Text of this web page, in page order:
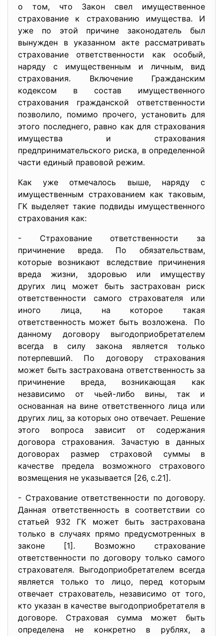
о том, что Закон свел имущественное
страхование к страхованию имущества. И
уже по этой причине законодатель был
вынужден в указанном акте рассматривать
страхование ответственности как особый,
наряду с имущественным и личным, вид
страхования. Включение Гражданским
кодексом в состав имущественного
страхования гражданской ответственности
позволило, помимо прочего, установить для
этого последнего, равно как для страхования
имущества и страхования
предпринимательского риска, в определенной
части единый правовой режим.
Как уже отмечалось выше, наряду с
имущественным страхованием как таковым,
ГК выделяет такие подвиды имущественного
страхования как:
- Страхование ответственности за
причинение вреда. По обязательствам,
которые возникают вследствие причинения
вреда жизни, здоровью или имуществу
других лиц может быть застрахован риск
ответственности самого страхователя или
иного лица, на которое такая
ответственность может быть возложена. По
данному договору выгодоприобретателем
всегда в силу закона является только
потерпевший. По договору страхования
может быть застрахована ответственность за
причинение вреда, возникающая как
независимо от чьей-либо вины, так и
основанная на вине ответственного лица или
других лиц, за которых оно отвечает. Решение
этого вопроса зависит от содержания
договора страхования. Зачастую в данных
договорах размер страховой суммы в
качестве предела возможного страхового
возмещения не указывается [26, с.21].
- Страхование ответственности по договору.
Данная ответственность в соответствии со
статьей 932 ГК может быть застрахована
только в случаях прямо предусмотренных в
законе [1]. Возможно страхование
ответственности по договору только самого
страхователя. Выгодоприобретателем всегда
является только то лицо, перед которым
отвечает страхователь, независимо от того,
кто указан в качестве выгодоприобретателя в
договоре. Страховая сумма может быть
определена не конкретно в рублях, а